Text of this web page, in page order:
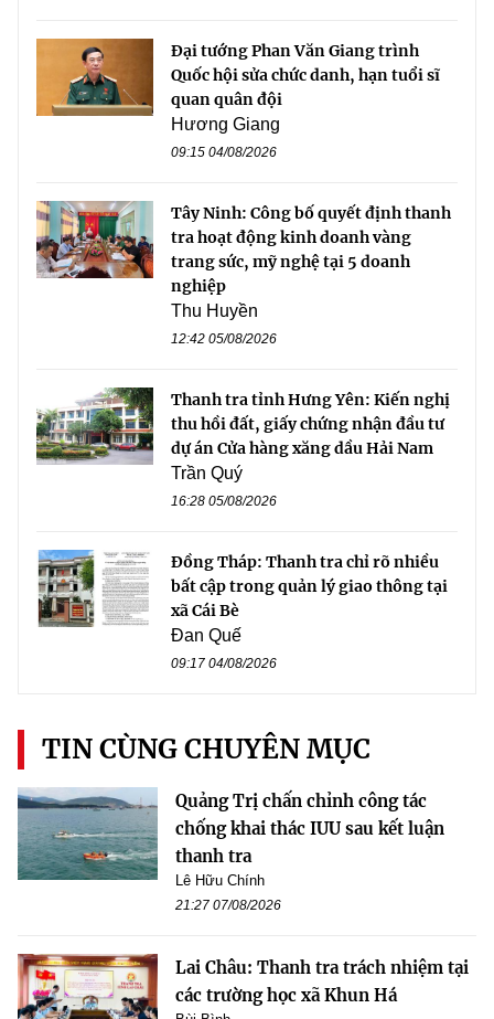
Đại tướng Phan Văn Giang trình
Quốc hội sửa chức danh, hạn tuổi sĩ
quan quân đội
Hương Giang
09:15 04/08/2026
Tây Ninh: Công bố quyết định thanh
tra hoạt động kinh doanh vàng
trang sức, mỹ nghệ tại 5 doanh
nghiệp
Thu Huyền
12:42 05/08/2026
Thanh tra tỉnh Hưng Yên: Kiến nghị
thu hồi đất, giấy chứng nhận đầu tư
dự án Cửa hàng xăng dầu Hải Nam
Trần Quý
16:28 05/08/2026
Đồng Tháp: Thanh tra chỉ rõ nhiều
bất cập trong quản lý giao thông tại
xã Cái Bè
Đan Quế
09:17 04/08/2026
TIN CÙNG CHUYÊN MỤC
Quảng Trị chấn chỉnh công tác
chống khai thác IUU sau kết luận
thanh tra
Lê Hữu Chính
21:27 07/08/2026
Lai Châu: Thanh tra trách nhiệm tại
các trường học xã Khun Há